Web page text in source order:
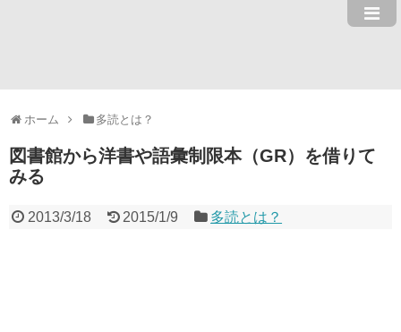
ホーム 多読とは？
図書館から洋書や語彙制限本（GR）を借りて
みる
2013/3/18 2015/1/9 多読とは？